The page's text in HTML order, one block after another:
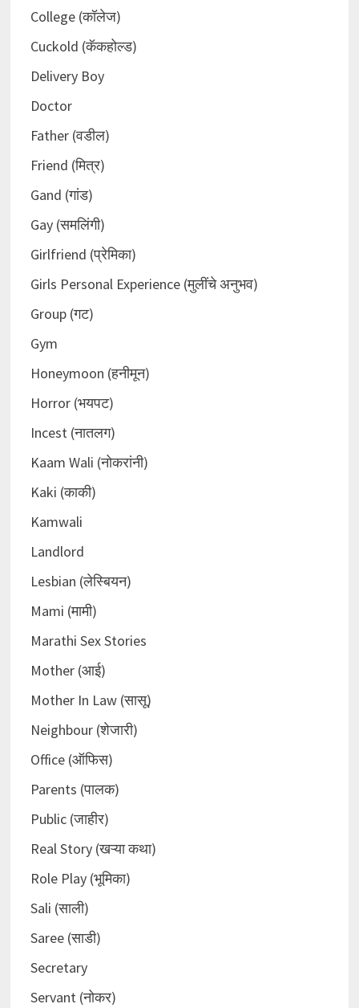
College (कॉलेज)
Cuckold (कॅकहोल्ड)
Delivery Boy
Doctor
Father (वडील)
Friend (मित्र)
Gand (गांड)
Gay (समलिंगी)
Girlfriend (प्रेमिका)
Girls Personal Experience (मुलींचे अनुभव)
Group (गट)
Gym
Honeymoon (हनीमून)
Horror (भयपट)
Incest (नातलग)
Kaam Wali (नोकरांनी)
Kaki (काकी)
Kamwali
Landlord
Lesbian (लेस्बियन)
Mami (मामी)
Marathi Sex Stories
Mother (आई)
Mother In Law (सासू)
Neighbour (शेजारी)
Office (ऑफिस)
Parents (पालक)
Public (जाहीर)
Real Story (खऱ्या कथा)
Role Play (भूमिका)
Sali (साली)
Saree (साडी)
Secretary
Servant (नोकर)